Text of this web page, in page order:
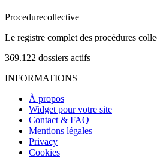
Procedurecollective
Le registre complet des procédures
369.122 dossiers actifs
INFORMATIONS
À propos
Widget pour votre site
Contact & FAQ
Mentions légales
Privacy
Cookies